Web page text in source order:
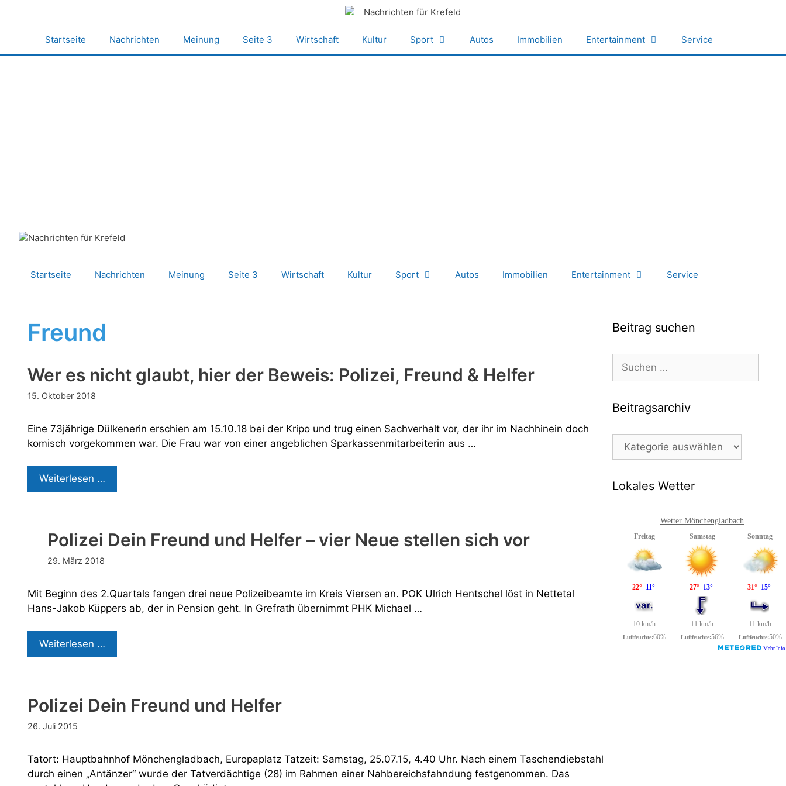
Startseite Nachrichten Meinung Seite 3 Wirtschaft Kultur Sport Autos Immobilien Entertainment Service
Startseite Nachrichten Meinung Seite 3 Wirtschaft Kultur Sport Autos Immobilien Entertainment Service
Freund
Wer es nicht glaubt, hier der Beweis: Polizei, Freund & Helfer
15. Oktober 2018
Eine 73jährige Dülkenerin erschien am 15.10.18 bei der Kripo und trug einen Sachverhalt vor, der ihr im Nachhinein doch
komisch vorgekommen war. Die Frau war von einer angeblichen Sparkassenmitarbeiterin aus …
Weiterlesen …
es
hier
Freund
&
Polizei Dein Freund und Helfer – vier Neue stellen sich vor
29. März 2018
Mit Beginn des 2.Quartals fangen drei neue Polizeibeamte im Kreis Viersen an. POK Ulrich Hentschel löst in Nettetal
Hans-Jakob Küppers ab, der in Pension geht. In Grefrath übernimmt PHK Michael …
Weiterlesen …
Dein
Helfer
–
stellen
sich
Polizei Dein Freund und Helfer
26. Juli 2015
Tatort: Hauptbahnhof Mönchengladbach, Europaplatz Tatzeit: Samstag, 25.07.15, 4.40 Uhr. Nach einem Taschendiebstahl
durch einen „Antänzer“ wurde der Tatverdächtige (28) im Rahmen einer Nahbereichsfahndung festgenommen. Das
Beitrag suchen
nach:
Beitragsarchiv
Beitragsarchiv
Lokales Wetter
Wetter Mönchengladbach